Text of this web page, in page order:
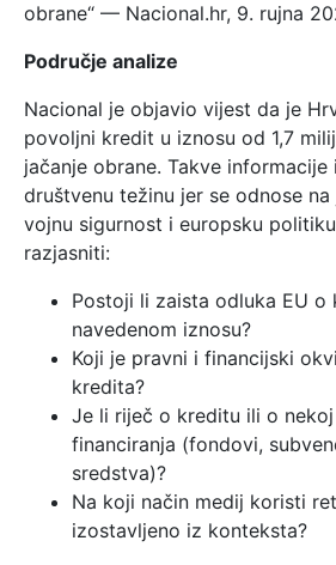
obrane“ — Nacional.hr, 9. rujna
Područje analize
Nacional je objavio vijest da je
povoljni kredit u iznosu od 1,7
jačanje obrane. Takve informacije
društvenu težinu jer se odnose na
vojnu sigurnost i europsku
razjasniti:
Postoji li zaista odluka EU o
navedenom iznosu?
Koji je pravni i financijski
kredita?
Je li riječ o kreditu ili o
financiranja (fondovi,
sredstva)?
Na koji način medij koristi
izostavljeno iz konteksta?